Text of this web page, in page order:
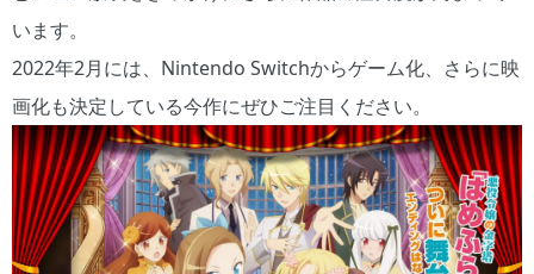
います。
2022年2月には、Nintendo Switchからゲーム化、さらに映
画化も決定している今作にぜひご注目ください。